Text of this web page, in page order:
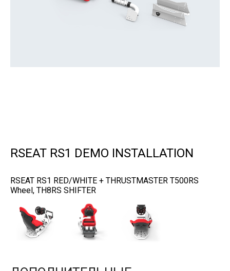
RSEAT RS1 DEMO INSTALLATION
RSEAT RS1 RED/WHITE + THRUSTMASTER T500RS
Wheel, TH8RS SHIFTER